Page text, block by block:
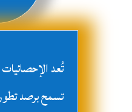
تُعد
تسمح برصد